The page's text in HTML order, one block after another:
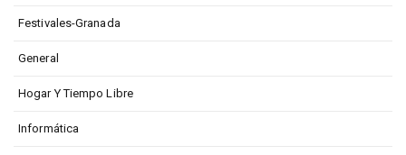
Festivales-Granada
General
Hogar Y Tiempo Libre
Informática